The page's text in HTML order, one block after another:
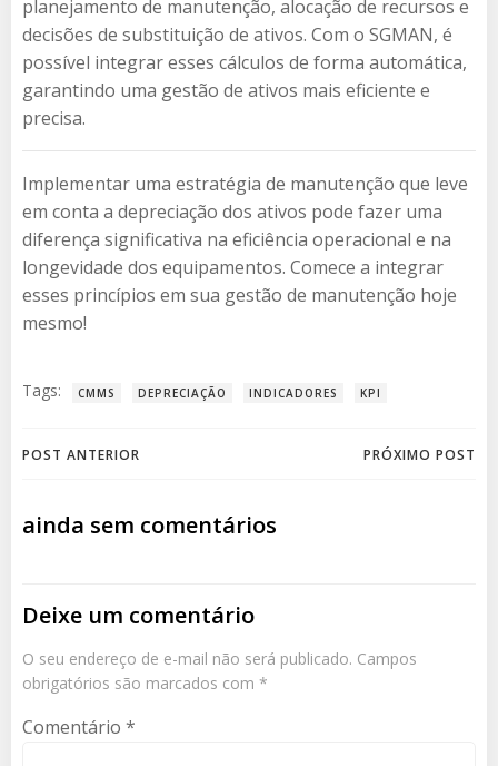
planejamento de manutenção, alocação de recursos e
decisões de substituição de ativos. Com o SGMAN, é
possível integrar esses cálculos de forma automática,
garantindo uma gestão de ativos mais eficiente e
precisa.
Implementar uma estratégia de manutenção que leve
em conta a depreciação dos ativos pode fazer uma
diferença significativa na eficiência operacional e na
longevidade dos equipamentos. Comece a integrar
esses princípios em sua gestão de manutenção hoje
mesmo!
Tags: CMMS DEPRECIAÇÃO INDICADORES KPI
Navegação
de
POST ANTERIOR
Navegação
de
PRÓXIMO POST
ainda sem comentários
Deixe um comentário
O seu endereço de e-mail não será publicado. Campos
obrigatórios são marcados com *
Comentário *